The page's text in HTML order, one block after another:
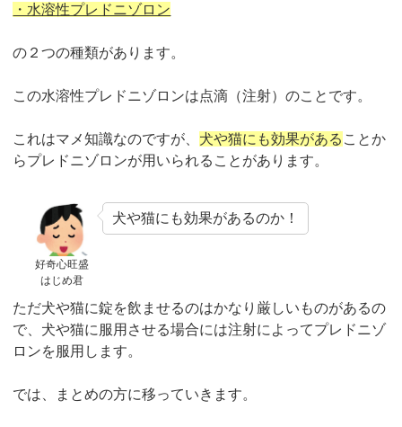
・水溶性プレドニゾロン
の２つの種類があります。
この水溶性プレドニゾロンは点滴（注射）のことです。
これはマメ知識なのですが、 犬や猫にも効果がある ことか
らプレドニゾロンが用いられることがあります。
好奇心旺盛
はじめ君
犬や猫にも効果があるのか！
ただ犬や猫に錠を飲ませるのはかなり厳しいものがあるの
で、犬や猫に服用させる場合には注射によってプレドニゾ
ロンを服用します。
では、まとめの方に移っていきます。